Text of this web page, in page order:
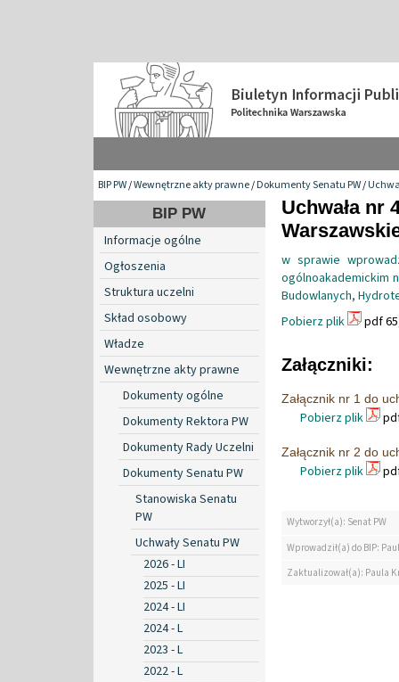
BIP PW/Wewnętrzne akty prawne/Dokumenty Senatu PW/
BIP PW
Informacje ogólne
Ogłoszenia
Struktura uczelni
Skład osobowy
Władze
Wewnętrzne akty prawne
Dokumenty ogólne
Dokumenty Rektora PW
Dokumenty Rady Uczelni
Dokumenty Senatu PW
Stanowiska Senatu
PW
Uchwały Senatu PW
2026 - LI
2025 - LI
2024 - LI
2024 - L
2023 - L
2022 - L
Uchwała nr
w sprawie
ogólnoakademickim
Budowlanych,
Pobierz plik
pdf
Załączniki:
Załącznik nr 1 do
Pobierz plik
Załącznik nr 2 do
Pobierz plik
Wytworzył(a): Senat PW
Wprowadził(a) do BIP:
Zaktualizował(a): Paula